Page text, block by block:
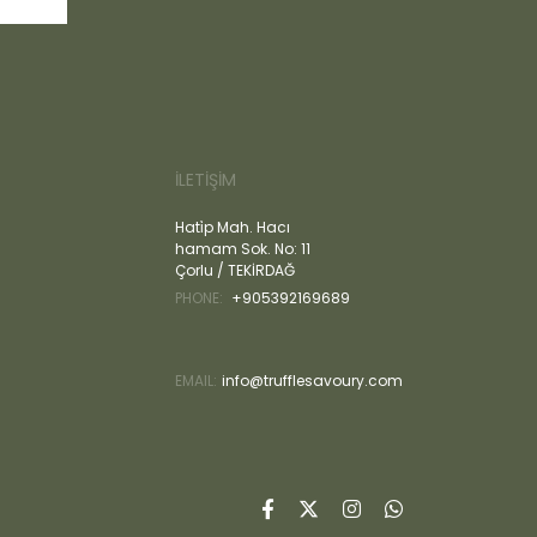
İLETİŞİM
Hati̇p Mah. Hacı
hamam Sok. No: 11
Çorlu / TEKİRDAĞ
PHONE: +905392169689
EMAIL: info@trufflesavoury.com